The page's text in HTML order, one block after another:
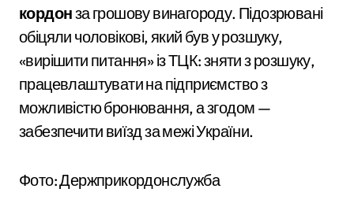
кордонза грошову винагороду. Підозрювані
обіцяли чоловікові, який був у розшуку,
«вирішити питання» із ТЦК: зняти з розшуку,
працевлаштувати на підприємство з
можливістю бронювання, а згодом —
забезпечити виїзд за межі України.
Фото: Держприкордонслужба